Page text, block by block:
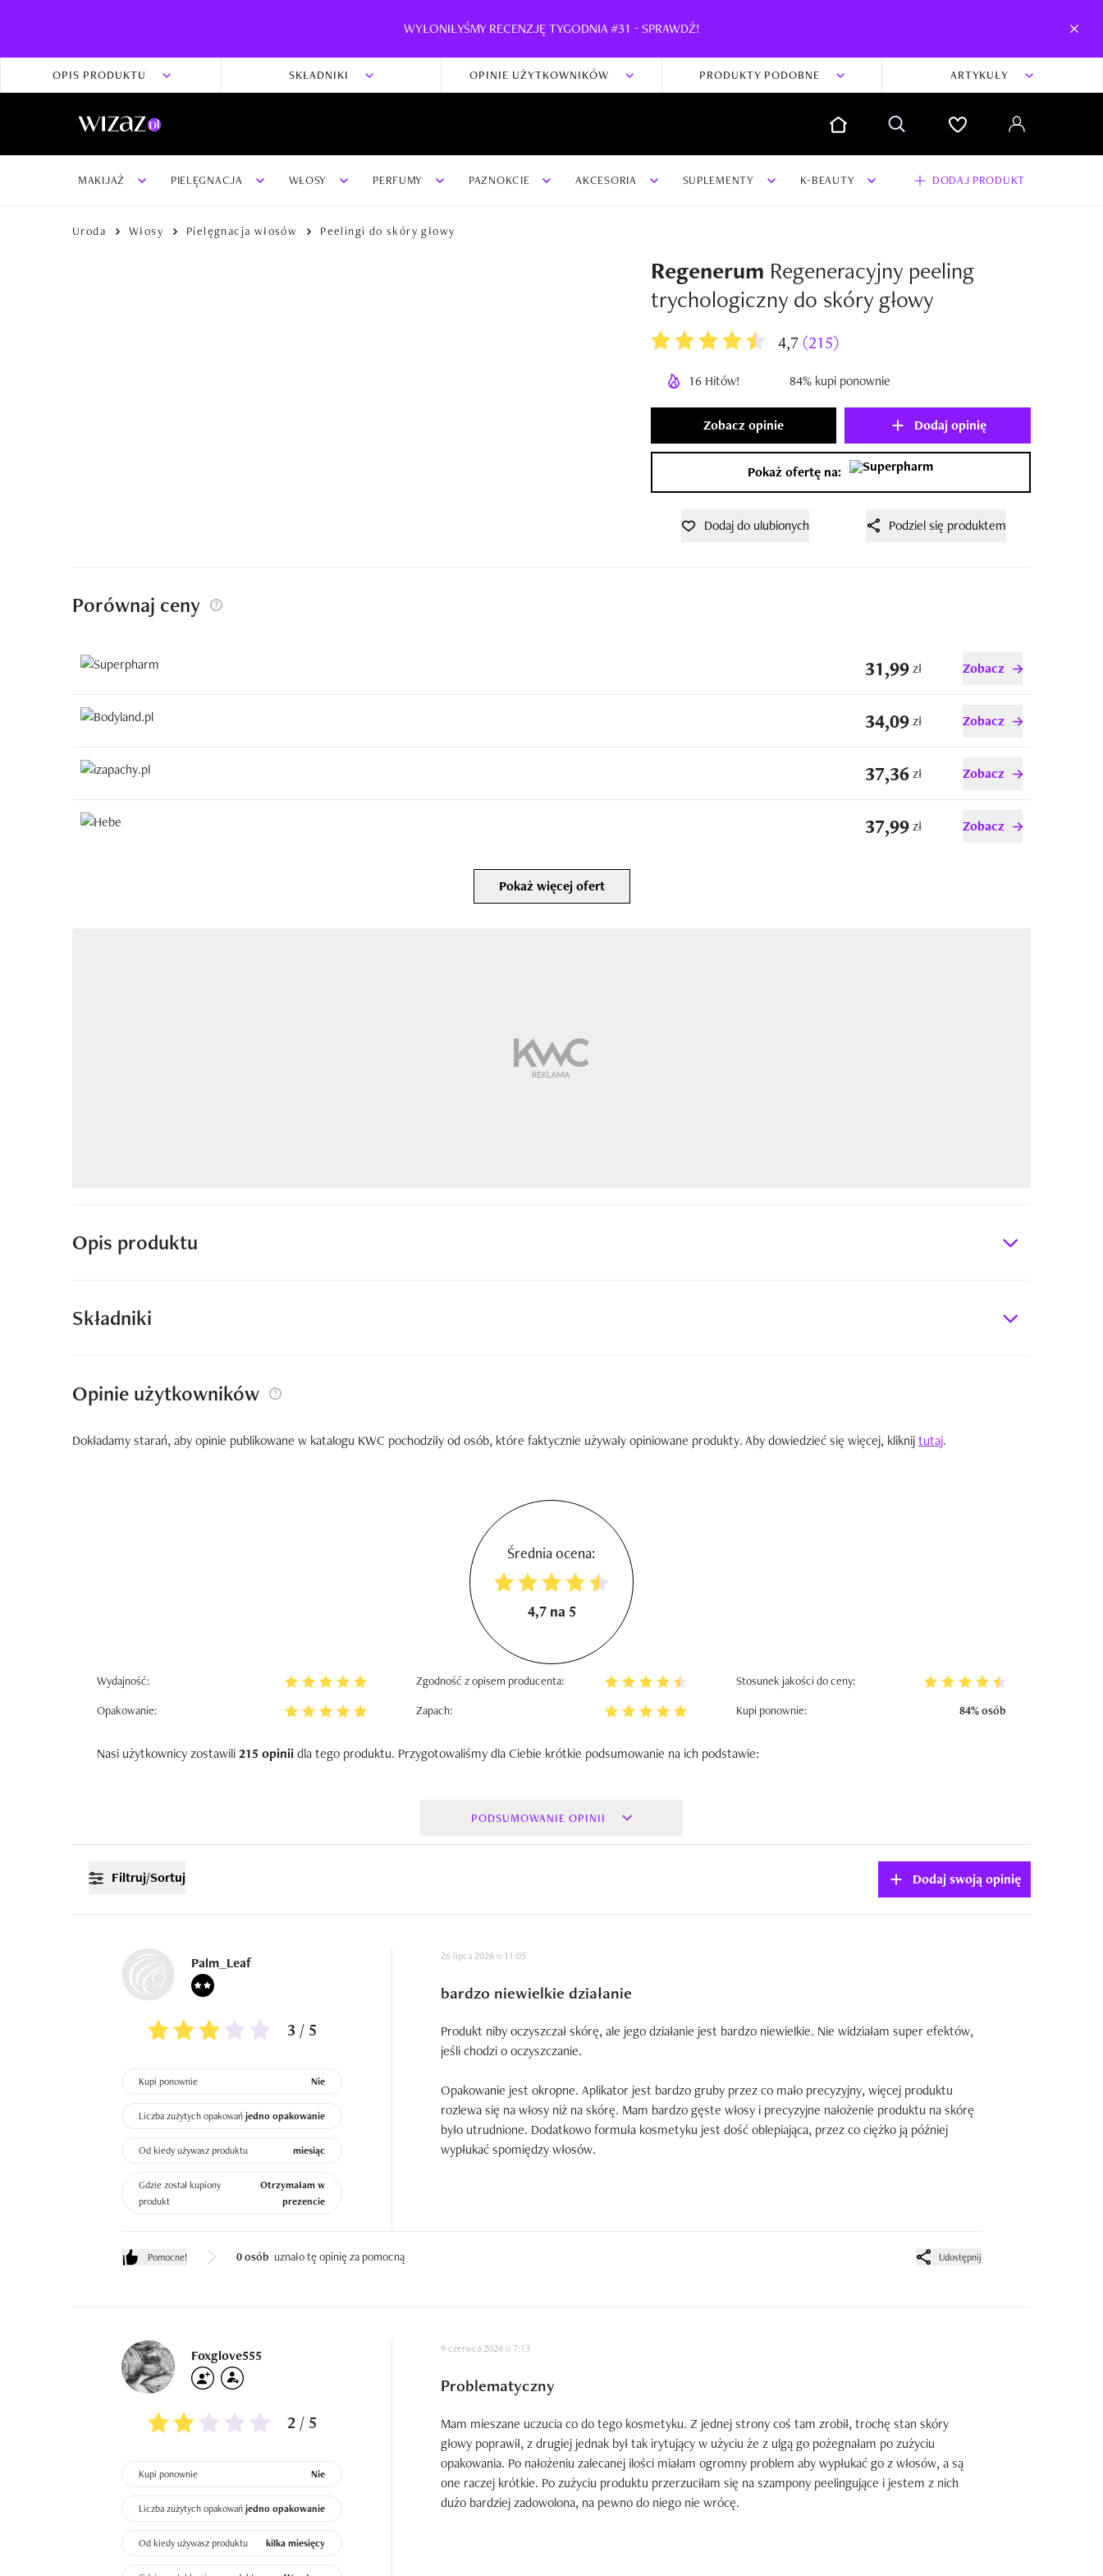
WYŁONIŁYŚMY RECENZJĘ TYGODNIA #31 - SPRAWDŹ!
OPIS PRODUKTU SKŁADNIKI OPINIE UŻYTKOWNIKÓW PRODUKTY PODOBNE ARTYKUŁY
MAKIJAŻ PIELĘGNACJA WŁOSY PERFUMY PAZNOKCIE AKCESORIA SUPLEMENTY K-BEAUTY DODAJ PRODUKT
Uroda Włosy Pielęgnacja włosów Peelingi do skóry głowy
dodaj swoją opinię i zdjęcia do produktu
Dodaj swoją opinię
Regenerum Regeneracyjny peeling
trychologiczny do skóry głowy
4,7(215)
16 Hitów! 84% kupi ponownie
Zobacz opinie Dodaj opinię
Pokaż ofertę na:
Dodaj do ulubionych Podziel się produktem
Porównaj ceny
31,99zł Zobacz
34,09zł Zobacz
37,36zł Zobacz
37,99zł Zobacz
Pokaż więcej ofert
Opis produktu
Składniki
Opinie użytkowników
Dokładamy starań, aby opinie publikowane w katalogu KWC pochodziły od osób, które faktycznie używały opiniowane produkty. Aby dowiedzieć się więcej, kliknijtutaj.
Średnia ocena:
4,7 na 5
Wydajność: Zgodność z opisem producenta:
Stosunek jakości do ceny:
Opakowanie:
Zapach: Kupi ponownie: 84% osób
Nasi użytkownicy zostawili215 opiniidla tego produktu. Przygotowaliśmy dla Ciebie krótkie podsumowanie na ich podstawie:
PODSUMOWANIE OPINII
Dodaj swoją opinię
Filtruj/Sortuj
Palm_Leaf
3 / 5
Kupi ponownie Nie
Liczba zużytych opakowań jedno opakowanie
Od kiedy używasz produktu miesiąc
Gdzie został kupiony
produkt
Otrzymałam w
prezencie
26 lipca 2026 o 11:05
bardzo niewielkie działanie
Produkt niby oczyszczał skórę, ale jego działanie jest bardzo niewielkie. Nie widziałam super efektów,
jeśli chodzi o oczyszczanie.
Opakowanie jest okropne. Aplikator jest bardzo gruby przez co mało precyzyjny, więcej produktu
rozlewa się na włosy niż na skórę. Mam bardzo gęste włosy i precyzyjne nałożenie produktu na skórę
było utrudnione. Dodatkowo formuła kosmetyku jest dość oblepiająca, przez co ciężko ją później
wypłukać spomiędzy włosów.
Pomocne! 0 osób uznało tę opinię za pomocną Udostępnij
Foxglove555
2 / 5
Kupi ponownie Nie
Liczba zużytych opakowań jedno opakowanie
Od kiedy używasz produktu kilka miesięcy
9 czerwca 2026 o 7:13
Problematyczny
Mam mieszane uczucia co do tego kosmetyku. Z jednej strony coś tam zrobił, trochę stan skóry
głowy poprawił, z drugiej jednak był tak irytujący w użyciu że z ulgą go pożegnałam po zużyciu
opakowania. Po nałożeniu zalecanej ilości miałam ogromny problem aby wypłukać go z włosów, a są
one raczej krótkie. Po zużyciu produktu przerzuciłam się na szampony peelingujące i jestem z nich
dużo bardziej zadowolona, na pewno do niego nie wrócę.